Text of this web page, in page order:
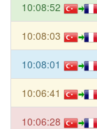
10:08:52
10:08:03
10:08:01
10:06:41
10:06:28